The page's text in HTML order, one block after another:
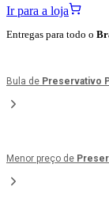
Ir para a loja
Entregas para todo o
Bula de Preservativo
Menor preço de